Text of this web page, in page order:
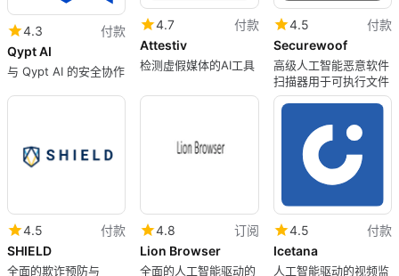
4.3
付款
Qypt AI
与 Qypt AI 的安全协作
4.7
付款
Attestiv
检测虚假媒体的AI工具
4.5
付款
Securewoof
高级人工智能恶意软件
扫描器用于可执行文件
4.5
付款
SHIELD
全面的欺诈预防与
4.8
订阅
Lion Browser
全面的人工智能驱动的
4.5
付款
Icetana
人工智能驱动的视频监